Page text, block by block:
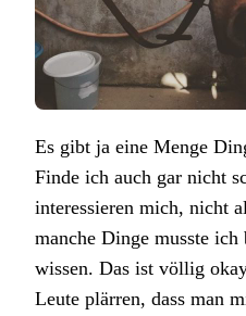
Es gibt ja eine Menge
Finde ich auch gar nicht
interessieren mich, nicht
manche Dinge musste
wissen. Das ist völlig
Leute plärren, dass man